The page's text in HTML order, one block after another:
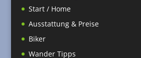
Start / Home
Ausstattung & Preise
Biker
Wander Tipps